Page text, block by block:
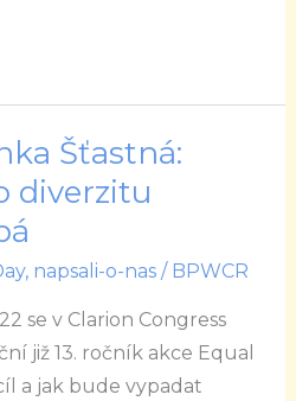
Šťastná:
diverzitu
, napsali-o-nas/ BPWCR
se v Clarion Congress
již 13. ročník akce Equal
a jak bude vypadat